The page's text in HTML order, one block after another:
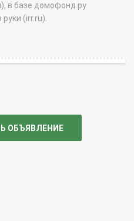
в базе домофонд.ру
руки (irr.ru).
ОБЪЯВЛЕНИЕ